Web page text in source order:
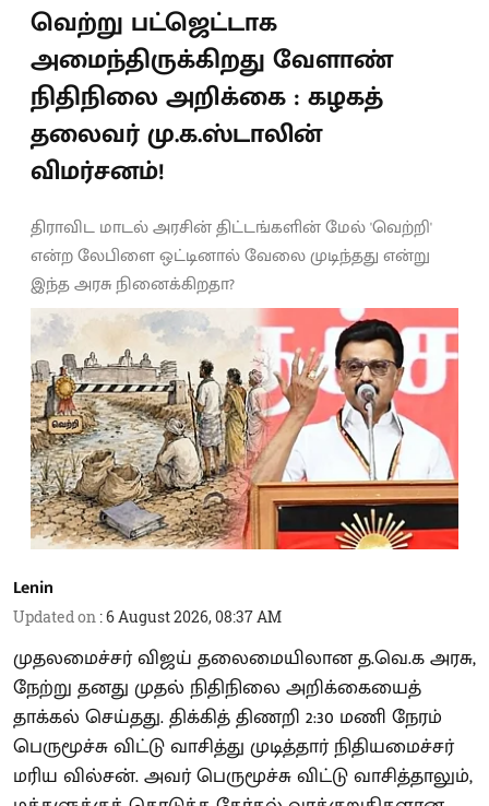
வெற்று பட்ஜெட்டாக
அமைந்திருக்கிறது வேளாண்
நிதிநிலை அறிக்கை : கழகத்
தலைவர் மு.க.ஸ்டாலின்
விமர்சனம்!
திராவிட மாடல் அரசின் திட்டங்களின் மேல் 'வெற்றி'
என்ற லேபிளை ஒட்டினால் வேலை முடிந்தது என்று
இந்த அரசு நினைக்கிறதா?
Lenin
Updated on :6 August 2026, 08:37 AM
முதலமைச்சர் விஜய் தலைமையிலான த.வெ.க அரசு,
நேற்று தனது முதல் நிதிநிலை அறிக்கையைத்
தாக்கல் செய்தது. திக்கித் திணறி 2:30 மணி நேரம்
பெருமூச்சு விட்டு வாசித்து முடித்தார் நிதியமைச்சர்
மரிய வில்சன். அவர் பெருமூச்சு விட்டு வாசித்தாலும்,